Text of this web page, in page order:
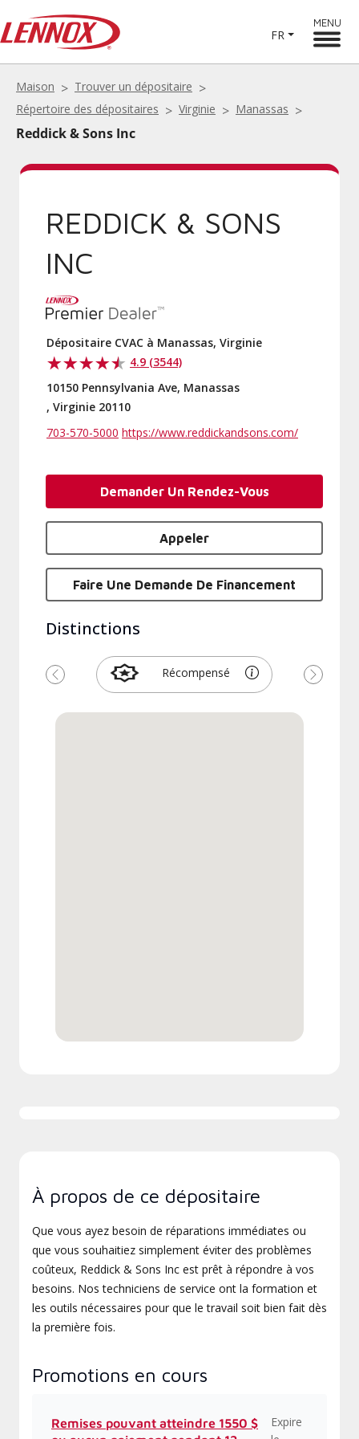
FR
MENU
Maison
Trouver un dépositaire
Répertoire des dépositaires
Virginie Manassas
Reddick & Sons Inc
REDDICK & SONS
INC
Dépositaire CVAC à Manassas, Virginie
4.9 (3544)
10150 Pennsylvania Ave, Manassas
, Virginie 20110
703-570-5000 https://www.reddickandsons.com/
Demander Un Rendez-Vous
Appeler
Faire Une Demande De Financement
Distinctions
Récompensé
Précédent Suivant
À propos de ce dépositaire
Que vous ayez besoin de réparations immédiates ou
que vous souhaitiez simplement éviter des problèmes
coûteux, Reddick & Sons Inc est prêt à répondre à vos
besoins. Nos techniciens de service ont la formation et
les outils nécessaires pour que le travail soit bien fait dès
la première fois.
Promotions en cours
Remises pouvant atteindre 1550 $
Expire